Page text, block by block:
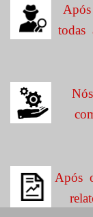
todas
Após